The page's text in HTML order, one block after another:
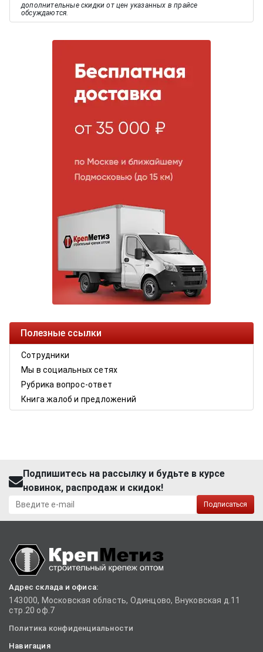
дополнительные скидки от цен указанных в прайсе
обсуждаются.
Полезные ссылки
Сотрудники
Мы в социальных сетях
Рубрика вопрос-ответ
Книга жалоб и предложений
Подпишитесь на рассылку и будьте в курсе
новинок, распродаж и скидок!
Подписаться
Адрес склада и офиса:
143000, Московская область, Одинцово, Внуковская д.11
стр.20 оф.7
Политика конфиденциальности
Навигация